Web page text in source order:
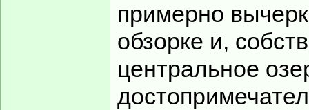
примерно
обзорке и,
центральное